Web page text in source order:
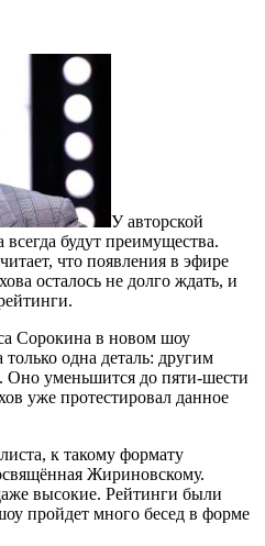
У авторской
будут преимущества.
что появления в эфире
осталось не долго ждать, и
Сорокина в новом шоу
только одна деталь: другим
Оно уменьшится до пяти-шести
уже протестировал данное
к такому формату
Жириновскому.
высокие. Рейтинги были
пройдет много бесед в форме